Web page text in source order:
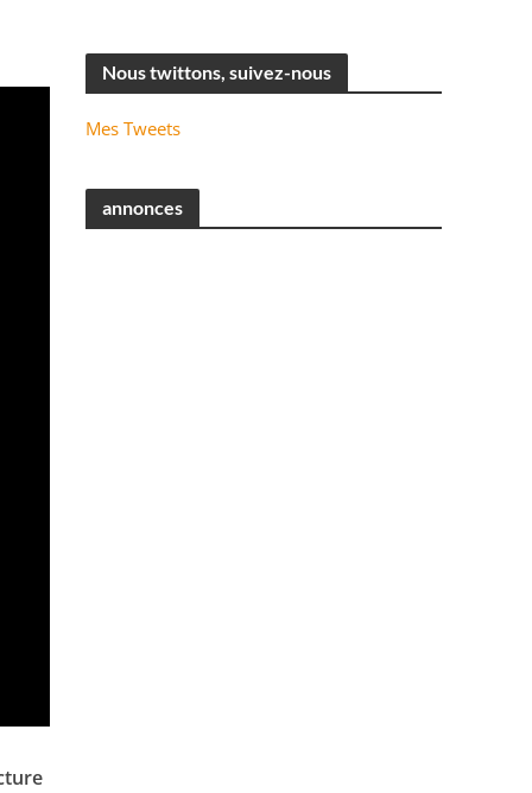
Nous twittons, suivez-nous
Mes Tweets
annonces